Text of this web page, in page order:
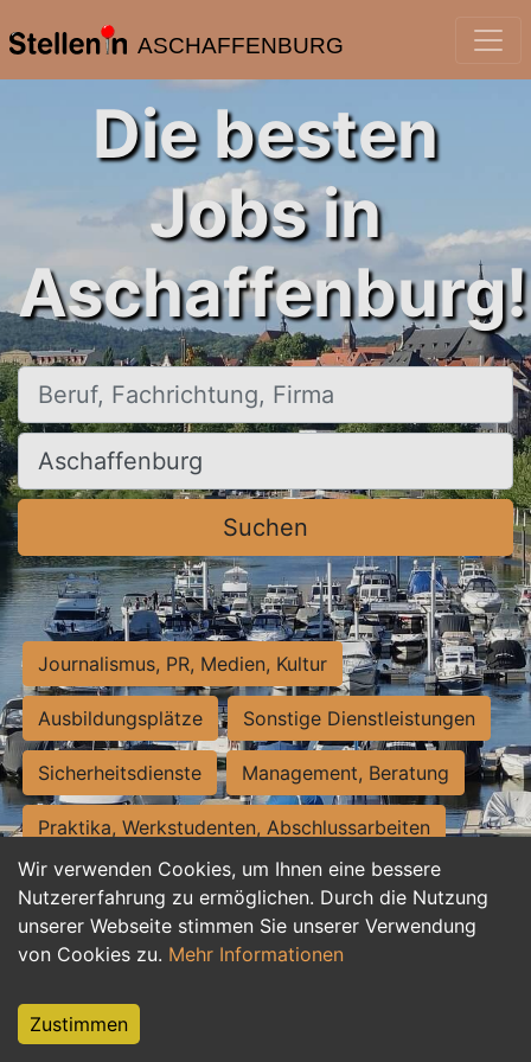
ASCHAFFENBURG
Wir verwenden Cookies, um Ihnen eine bessere
Nutzererfahrung zu ermöglichen. Durch die Nutzung
unserer Webseite stimmen Sie unserer Verwendung
von Cookies zu. Mehr Informationen
Zustimmen
Die besten
Jobs in
Aschaffenburg!
Beruf, Fachrichtung, Firma
Ort, Stadt
Suchen
Journalismus, PR, Medien, Kultur
Ausbildungsplätze Sonstige Dienstleistungen
Sicherheitsdienste Management, Beratung
Praktika, Werkstudenten, Abschlussarbeiten
Personalwesen Assistenz, Sekretariat
Hilfskräfte, Aushilfs- und Nebenjobs
Weiterbildung, Studium, duale Ausbildung